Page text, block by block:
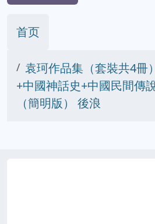
首页
袁珂作品集（套裝共4冊
+中國神話史+中國民間傳
（簡明版） 後浪